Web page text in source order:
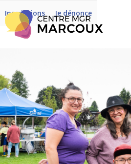
Inscriptions Je dénonce